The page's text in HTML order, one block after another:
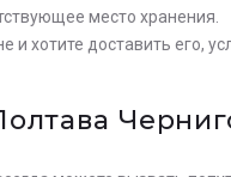
место хранения.
хотите доставить его,